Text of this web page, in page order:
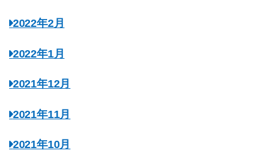
2022年2月
2022年1月
2021年12月
2021年11月
2021年10月